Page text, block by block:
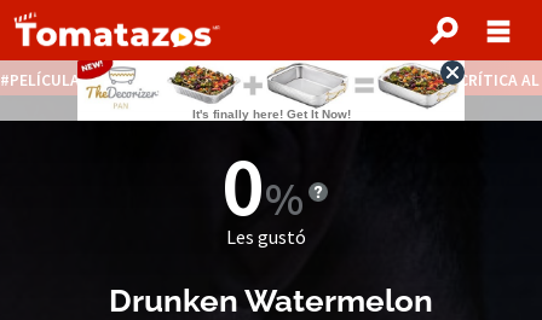
PELÍCULAS STREAMING GRATIS NOTICIAS DESTACADAS CRÍTICA
0
Les gustó
Drunken Watermelon